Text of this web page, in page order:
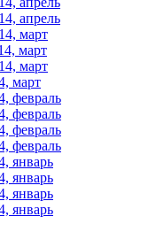
апрель
март
март
март
март
февраль
февраль
февраль
февраль
январь
январь
январь
январь